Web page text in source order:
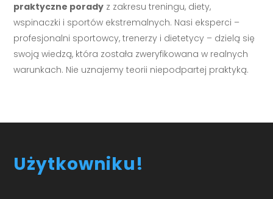
praktyczne porady z zakresu treningu, diety,
wspinaczki i sportów ekstremalnych. Nasi eksperci –
profesjonalni sportowcy, trenerzy i dietetycy – dzielą się
swoją wiedzą, która została zweryfikowana w realnych
warunkach. Nie uznajemy teorii niepodpartej praktyką.
Użytkowniku!